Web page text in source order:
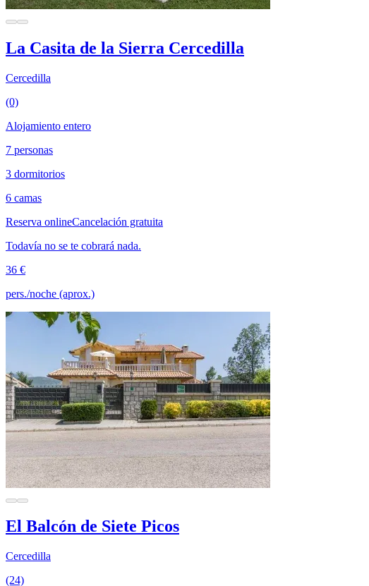
La Casita de la Sierra Cercedilla
Cercedilla
(0)
Alojamiento entero
7 personas
3 dormitorios
6 camas
Reserva onlineCancelación gratuita
Todavía no se te cobrará nada.
36 €
pers./noche (aprox.)
El Balcón de Siete Picos
Cercedilla
(24)